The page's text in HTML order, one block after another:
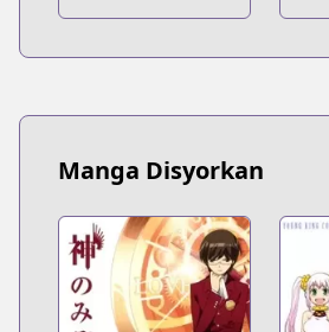
Manga Disyorkan